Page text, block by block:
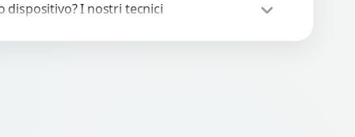
dispositivo? I nostri tecnici